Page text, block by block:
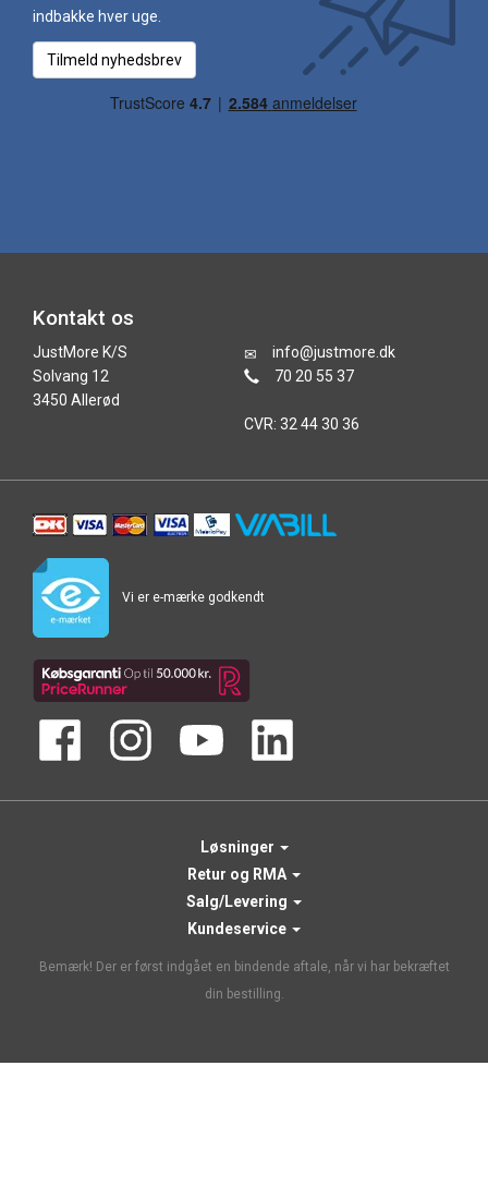
indbakke hver uge.
Tilmeld nyhedsbrev
Kontakt os
JustMore K/S
Solvang 12
3450 Allerød
info@justmore.dk
70 20 55 37
CVR: 32 44 30 36
Vi er e-mærke godkendt
Løsninger
Retur og RMA
Salg/Levering
Kundeservice
Bemærk! Der er først indgået en bindende aftale, når vi har bekræftet
din bestilling.